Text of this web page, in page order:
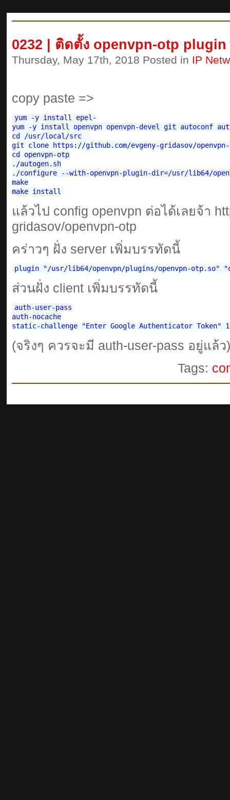
0232 | ติดตั้ง openvpn-otp plugin
Thursday, May 17th, 2018 Posted in IP
copy paste =>
yum -y install epel-
yum -y install openvpn openvpn-devel git autoconf
cd /usr/local/src
git clone https://github.com/evgeny-gridasov/
cd openvpn-otp
./autogen.sh
./configure --with-openvpn-plugin-dir=/usr/lib64/
make
แล้วไป config openvpn ต่อได้เลยจ้า
gridasov/openvpn-otp
คร่าวๆ ฝั่ง server เพิ่มบรรทัดนี้
ส่วนฝั่ง client เพิ่มบรรทัดนี้
auth-user-pass
auth-nocache
(จริงๆ ควรจะมี auth-user-pass อยู่แล้ว)
Tags: